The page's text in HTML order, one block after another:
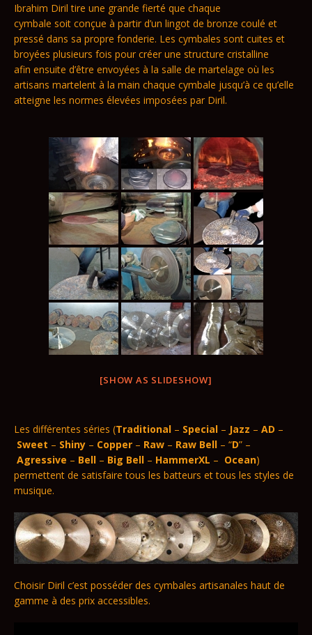
Ibrahim Diril tire une grande fierté que chaque
cymbale soit conçue à partir d’un lingot de bronze coulé et
pressé dans sa propre fonderie. Les cymbales sont cuites et
broyées plusieurs fois pour créer une structure cristalline
afin ensuite d’être envoyées à la salle de martelage où les
artisans martelent à la main chaque cymbale jusqu’à ce qu’elle
atteigne les normes élevées imposées par Diril.
[SHOW AS SLIDESHOW]
Les différentes séries (Traditional – Special – Jazz – AD –
Sweet – Shiny – Copper – Raw – Raw Bell – “D” –
Agressive – Bell – Big Bell – HammerXL – Ocean)
permettent de satisfaire tous les batteurs et tous les styles de
musique.
Choisir Diril c’est posséder des cymbales artisanales haut de
gamme à des prix accessibles.